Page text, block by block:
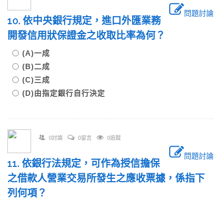
問題討論
10. 依中央銀行規定，進口外匯業務
開發信用狀保證金之收取比率為何？
(A)一成
(B)二成
(C)三成
(D)由指定銀行自行決定
0討論 0留言 0追蹤
問題討論
11. 依銀行法規定，可作為授信擔保
之借款人營業交易所發生之應收票據，係指下
列何項？